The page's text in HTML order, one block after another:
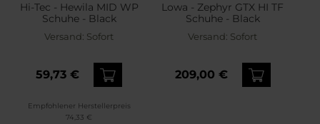
Hi-Tec - Hewila MID WP
Schuhe - Black
Versand: Sofort
59,73 €
Empfohlener Herstellerpreis
74,33 €
Lowa - Zephyr GTX HI TF
Schuhe - Black
Versand: Sofort
209,00 €